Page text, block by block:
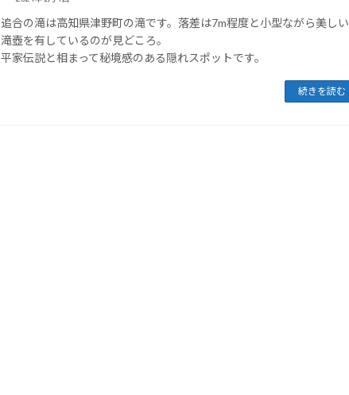
追合の滝は高知県津野町の滝です。落差は7m程度と小型ながら美しい
滝壺を有しているのが見どころ。
平家伝説と相まって秘境感のある隠れスポットです。
続きを読む